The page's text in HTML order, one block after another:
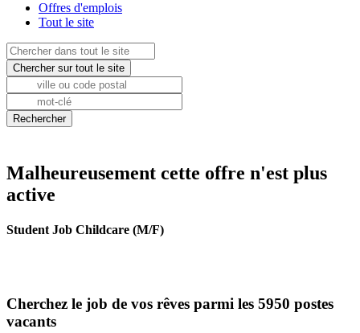
Offres d'emplois
Tout le site
Malheureusement cette offre n'est plus
active
Student Job Childcare (M/F)
Cherchez le job de vos rêves parmi les 5950 postes
vacants